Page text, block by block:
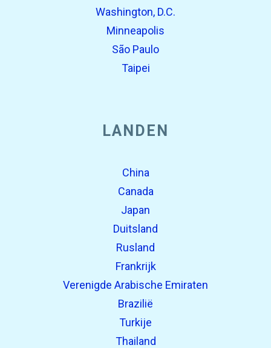
Washington, D.C.
Minneapolis
São Paulo
Taipei
LANDEN
China
Canada
Japan
Duitsland
Rusland
Frankrijk
Verenigde Arabische Emiraten
Brazilië
Turkije
Thailand